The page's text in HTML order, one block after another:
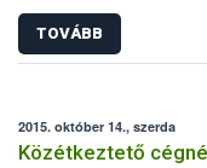
TOVÁBB
2015. október 14., szerda
Közétkeztető